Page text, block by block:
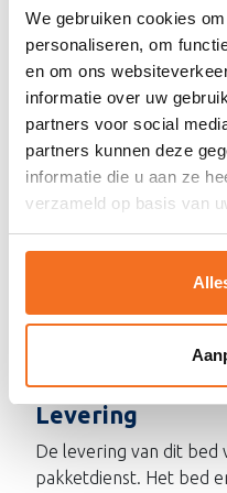
We gebruiken cookies
personaliseren, om
en om ons
informatie over uw
partners voor social
partners kunnen deze
informatie die u aan ze
verzameld op basis van
Materiaal
Dit bed is vervaardigd
afkomstig uit FSC
kies je voor een
oplossing, waarbij
voor de natuur centraal
Veiligheid
EN 747-
stevige constructie en
Levering
De levering van dit bed
pakketdienst. Het bed